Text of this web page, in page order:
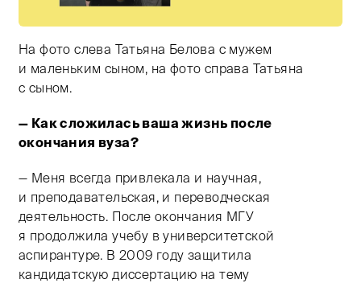
На фото слева Татьяна Белова с мужем
и маленьким сыном, на фото справа Татьяна
с сыном.
Тифлокомментарий: две фотографии на желтом
— Как сложилась ваша жизнь после
окончания вуза?
— Меня всегда привлекала и научная,
и преподавательская, и переводческая
деятельность. После окончания МГУ
я продолжила учебу в университетской
аспирантуре. В 2009 году защитила
кандидатскую диссертацию на тему